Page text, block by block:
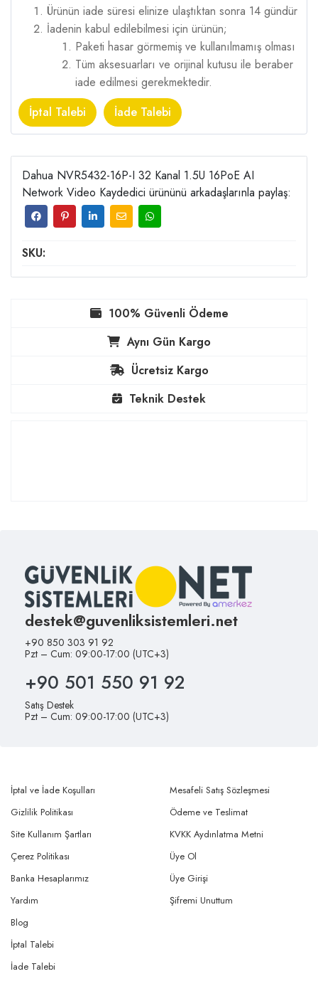
Ürünün iade süresi elinize ulaştıktan sonra 14 gündür
İadenin kabul edilebilmesi için ürünün;
Paketi hasar görmemiş ve kullanılmamış olması
Tüm aksesuarları ve orijinal kutusu ile beraber
iade edilmesi gerekmektedir.
İptal Talebi
İade Talebi
Dahua NVR5432-16P-I 32 Kanal 1.5U 16PoE AI
Network Video Kaydedici ürününü arkadaşlarınla paylaş:
SKU:
100% Güvenli Ödeme
Aynı Gün Kargo
Ücretsiz Kargo
Teknik Destek
destek@guvenliksistemleri.net
+90 850 303 91 92
Pzt – Cum: 09:00-17:00 (UTC+3)
+90 501 550 91 92
Satış Destek
Pzt – Cum: 09:00-17:00 (UTC+3)
İptal ve İade Koşulları
Gizlilik Politikası
Site Kullanım Şartları
Mesafeli Satış Sözleşmesi
Ödeme ve Teslimat
KVKK Aydınlatma Metni
Çerez Politikası
Banka Hesaplarımız
Yardım
Üye Ol
Üye Girişi
Şifremi Unuttum
Blog
İptal Talebi
İade Talebi